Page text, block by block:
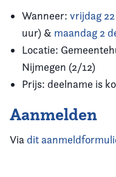
Wanneer: vrijdag
uur) & maandag 2
Locatie:
Nijmegen (2/12)
Prijs: deelname is
Aanmelden
Via dit